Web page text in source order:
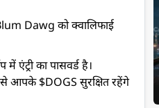
Dawg को क्वालिफाई
एंट्री का पासवर्ड है।
आपके $DOGS सुरक्षित रहेंगे